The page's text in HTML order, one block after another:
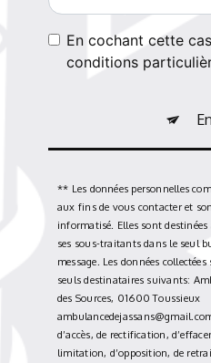
En cochant cette
conditions
** Les données personnelles
aux fins de vous contacter et
informatisé. Elles sont destinées
ses sous-traitants dans le seul
message. Les données
seuls destinataires suivants:
des Sources, 01600 Toussieux
d’accès, de rectification,
limitation, d’opposition, de